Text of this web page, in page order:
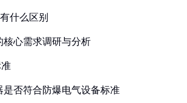
什么区别
核心需求调研与分析
是否符合防爆电气设备标准